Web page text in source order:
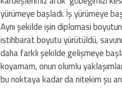
yürümeye başladı. İş yürümeye
Aynı şekilde işin diplomasi
istihbarat boyutu yürütüldü,
daha farklı şekilde gelişmeye
koyamam, onun olumlu
bu noktaya kadar da nitekim şu